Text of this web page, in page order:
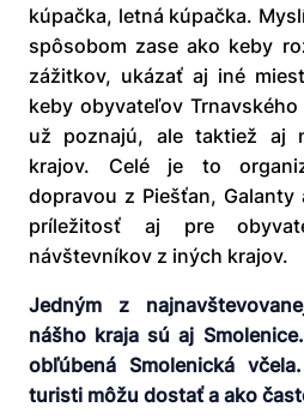
kúpačka, letná kúpačka.
spôsobom zase ako keby
zážitkov, ukázať aj iné
keby obyvateľov
už poznajú, ale taktiež aj
krajov. Celé je to
dopravou z Piešťan, Galanty
príležitosť aj pre
návštevníkov z iných krajov.
Jedným z
nášho kraja sú aj
obľúbená Smolenická
turisti môžu dostať a ako